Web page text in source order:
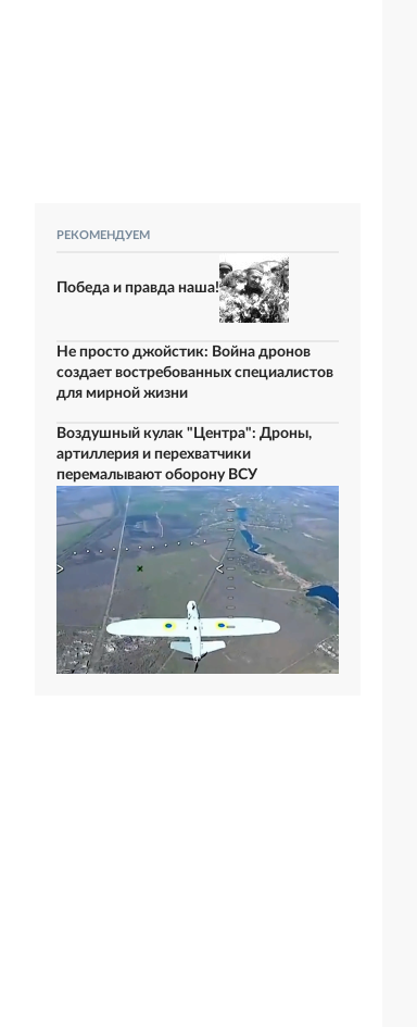
РЕКОМЕНДУЕМ
Победа и правда наша!
Не просто джойстик: Война дронов
создает востребованных специалистов
для мирной жизни
Воздушный кулак "Центра": Дроны,
артиллерия и перехватчики
перемалывают оборону ВСУ